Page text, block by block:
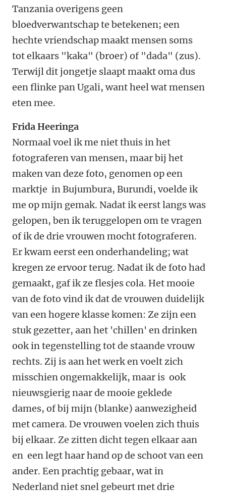
Tanzania overigens geen
bloedverwantschap te betekenen; een
hechte vriendschap maakt mensen soms
tot elkaars "kaka" (broer) of "dada" (zus).
Terwijl dit jongetje slaapt maakt oma dus
een flinke pan Ugali, want heel wat mensen
eten mee.
Frida Heeringa
Normaal voel ik me niet thuis in het
fotograferen van mensen, maar bij het
maken van deze foto, genomen op een
marktje in Bujumbura, Burundi, voelde ik
me op mijn gemak. Nadat ik eerst langs was
gelopen, ben ik teruggelopen om te vragen
of ik de drie vrouwen mocht fotograferen.
Er kwam eerst een onderhandeling; wat
kregen ze ervoor terug. Nadat ik de foto had
gemaakt, gaf ik ze flesjes cola. Het mooie
van de foto vind ik dat de vrouwen duidelijk
van een hogere klasse komen: Ze zijn een
stuk gezetter, aan het 'chillen' en drinken
ook in tegenstelling tot de staande vrouw
rechts. Zij is aan het werk en voelt zich
misschien ongemakkelijk, maar is ook
nieuwsgierig naar de mooie geklede
dames, of bij mijn (blanke) aanwezigheid
met camera. De vrouwen voelen zich thuis
bij elkaar. Ze zitten dicht tegen elkaar aan
en een legt haar hand op de schoot van een
ander. Een prachtig gebaar, wat in
Nederland niet snel gebeurt met drie